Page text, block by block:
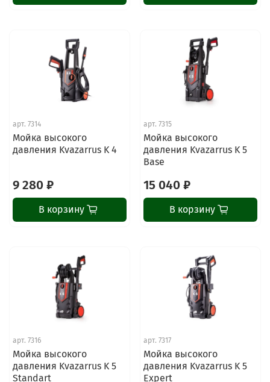
арт. 7314
Мойка высокого
давления Kvazarrus K 4
9 280 ₽
В корзину
арт. 7315
Мойка высокого
давления Kvazarrus K 5
Base
15 040 ₽
В корзину
арт. 7316
Мойка высокого
давления Kvazarrus K 5
Standart
арт. 7317
Мойка высокого
давления Kvazarrus K 5
Expert